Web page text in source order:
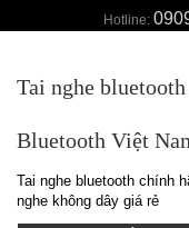
Hotline:
Tai nghe
Bluetooth Việt
Tai nghe bluetooth chính
nghe không dây giá rẻ